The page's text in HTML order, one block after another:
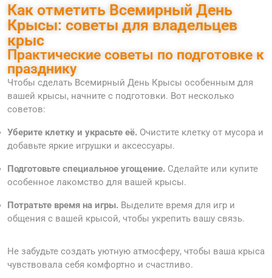
Как отметить Всемирный День
Крысы: советы для владельцев
крыс
Практические советы по подготовке к
празднику
Чтобы сделать Всемирный День Крысы особенным для
вашей крысы, начните с подготовки. Вот несколько
советов:
Уберите клетку и украсьте её. Очистите клетку от мусора и
добавьте яркие игрушки и аксессуары.
Подготовьте специальное угощение. Сделайте или купите
особенное лакомство для вашей крысы.
Потратьте время на игры. Выделите время для игр и
общения с вашей крысой, чтобы укрепить вашу связь.
Не забудьте создать уютную атмосферу, чтобы ваша крыса
чувствовала себя комфортно и счастливо.